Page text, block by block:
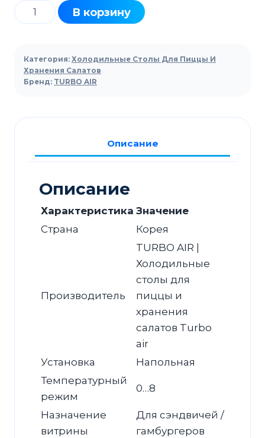
Количество
товара
холодильный
TURBO
AIR
60-
ящками
сбора
сэндвичей
В корзину
Категория: Холодильные Столы Для Пиццы И
Хранения Салатов
Бренд: TURBO AIR
Описание
Описание
Характеристика Значение
Страна
Корея
Производитель
TURBO AIR |
Холодильные
столы для
пиццы и
хранения
салатов Turbo
air
Установка
Напольная
Температурный
режим
0…8
Назначение
витрины
Для сэндвичей /
гамбургеров